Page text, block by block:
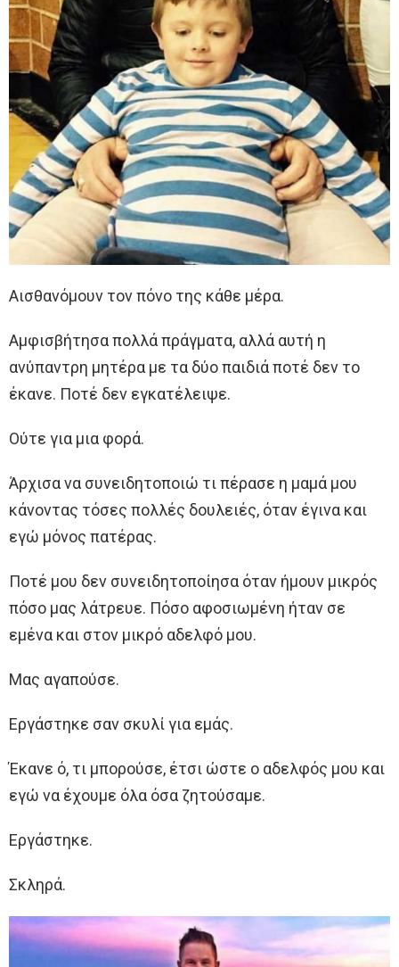
Αισθανόμουν τον πόνο της κάθε μέρα.
Αμφισβήτησα πολλά πράγματα, αλλά αυτή η
ανύπαντρη μητέρα με τα δύο παιδιά ποτέ δεν το
έκανε. Ποτέ δεν εγκατέλειψε.
Ούτε για μια φορά.
Άρχισα να συνειδητοποιώ τι πέρασε η μαμά μου
κάνοντας τόσες πολλές δουλειές, όταν έγινα και
εγώ μόνος πατέρας.
Ποτέ μου δεν συνειδητοποίησα όταν ήμουν μικρός
πόσο μας λάτρευε. Πόσο αφοσιωμένη ήταν σε
εμένα και στον μικρό αδελφό μου.
Μας αγαπούσε.
Εργάστηκε σαν σκυλί για εμάς.
Έκανε ό, τι μπορούσε, έτσι ώστε ο αδελφός μου και
εγώ να έχουμε όλα όσα ζητούσαμε.
Εργάστηκε.
Σκληρά.